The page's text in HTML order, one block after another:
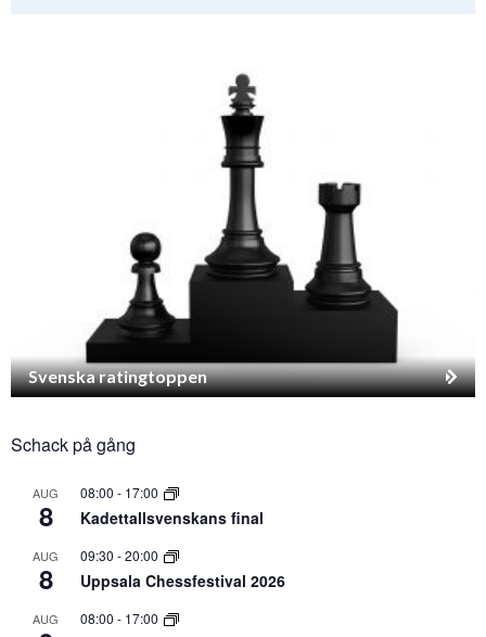
Svenska ratingtoppen
Schack på gång
AUG
8
08:00 - 17:00
Kadettallsvenskans final
AUG
8
09:30 -20:00
Uppsala Chessfestival 2026
AUG 08:00 - 17:00